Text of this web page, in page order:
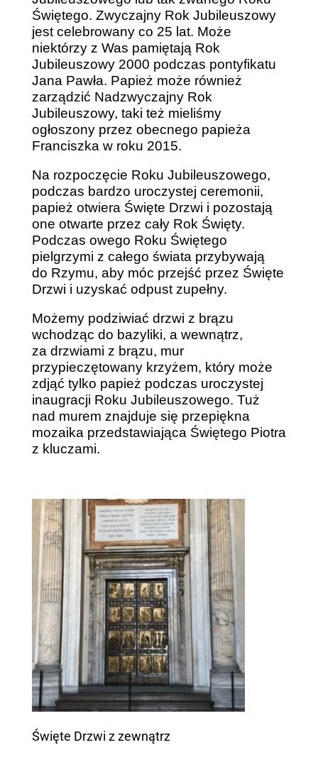
Świętego. Zwyczajny Rok Jubileuszowy
jest celebrowany co 25 lat. Może
niektórzy z Was pamiętają Rok
Jubileuszowy 2000 podczas pontyfikatu
Jana Pawła. Papież może również
zarządzić Nadzwyczajny Rok
Jubileuszowy, taki też mieliśmy
ogłoszony przez obecnego papieża
Franciszka w roku 2015.
Na rozpoczęcie Roku Jubileuszowego,
podczas bardzo uroczystej ceremonii,
papież otwiera Święte Drzwi i pozostają
one otwarte przez cały Rok Święty.
Podczas owego Roku Świętego
pielgrzymi z całego świata przybywają
do Rzymu, aby móc przejść przez Święte
Drzwi i uzyskać odpust zupełny.
Możemy podziwiać drzwi z brązu
wchodząc do bazyliki, a wewnątrz,
za drzwiami z brązu, mur
przypieczętowany krzyżem, który może
zdjąć tylko papież podczas uroczystej
inaugracji Roku Jubileuszowego. Tuż
nad murem znajduje się przepiękna
mozaika przedstawiająca Świętego Piotra
z kluczami.
Święte Drzwi z zewnątrz